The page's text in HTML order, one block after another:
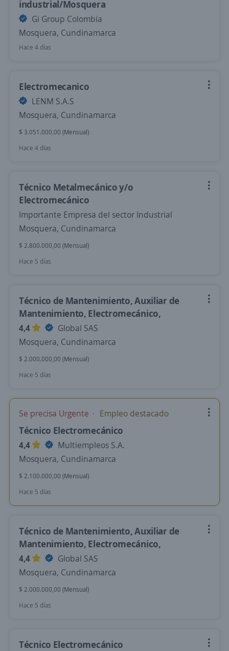
industrial/Mosquera
Gi Group Colombia
Mosquera, Cundinamarca
Hace 4 días
Electromecanico
LENM S.A.S
Mosquera, Cundinamarca
$ 3.051.000,00 (Mensual)
Hace 4 días
Técnico Metalmecánico y/o
Electromecánico
Importante Empresa del sector Industrial
Mosquera, Cundinamarca
$ 2.800.000,00 (Mensual)
Hace 5 días
Técnico de Mantenimiento, Auxiliar de
Mantenimiento, Electromecánico,
4,4
Global SAS
Mosquera, Cundinamarca
$ 2.000.000,00 (Mensual)
Hace 5 días
Se precisa Urgente Empleo destacado
Técnico Electromecánico
4,4
Multiempleos S.A.
Mosquera, Cundinamarca
$ 2.100.000,00 (Mensual)
Hace 5 días
Técnico de Mantenimiento, Auxiliar de
Mantenimiento, Electromecánico,
4,4
Global SAS
Mosquera, Cundinamarca
$ 2.000.000,00 (Mensual)
Hace 5 días
Técnico Electromecánico